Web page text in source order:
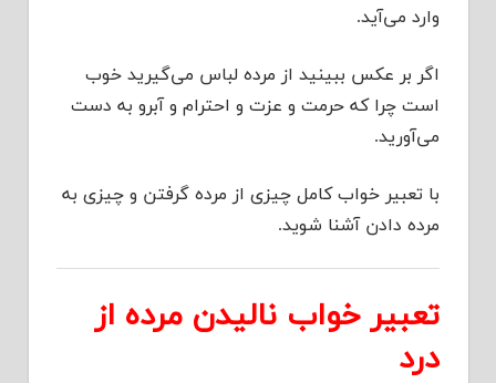
وارد می‌آید.
اگر بر عکس ببینید از مرده لباس می‌گیرید خوب
است چرا که حرمت و عزت و احترام و آبرو به دست
می‌آورید.
با تعبیر خواب کامل چیزی از مرده گرفتن و چیزی به
مرده دادن آشنا شوید.
تعبیر خواب نالیدن مرده از
درد